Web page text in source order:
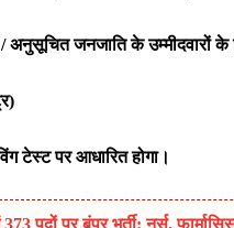
जनजाति के उम्मीदवारों के
टेस्ट पर आधारित होगा।
पदों पर बंपर भर्ती: नर्स,